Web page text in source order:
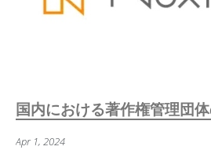
国内における著作権管理団
Apr 1, 2024